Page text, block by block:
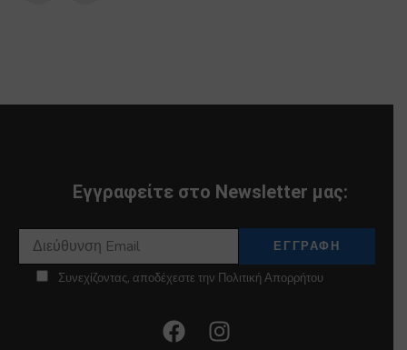
Εγγραφείτε στο Newsletter μας:
Συνεχίζοντας, αποδέχεστε την Πολιτική Απορρήτου